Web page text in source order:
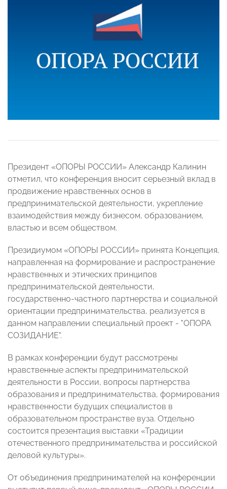
Президент «ОПОРЫ РОССИИ» Александр Калинин
отметил, что конференция вносит серьезный вклад в
продвижение нравственных основ в
предпринимательской деятельности, укрепление
взаимодействия между бизнесом, образованием,
властью и всем обществом.
Президиумом «ОПОРЫ РОССИИ» принята Концепция,
направленная на формирование и распространение
нравственных и этических принципов
предпринимательской деятельности,
государственно-частного партнерства и социальной
ориентации предпринимательства, реализуется в
данном направлении специальный проект - "ОПОРА
СОЗИДАНИЕ".
В рамках конференции будут рассмотрены
нравственные аспекты предпринимательской
деятельности в России, вопросы партнерства
образования и предпринимательства, формирования
нравственности будущих специалистов в
образовательном пространстве вуза. Отдельно
состоится презентация выставки «Традиции
отечественного предпринимательства и российской
деловой культуры».
От объединения предпринимателей на конференции